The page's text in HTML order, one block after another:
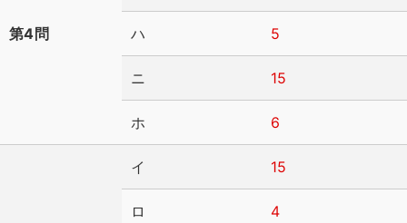
第4問 ハ 5
ニ 15
ホ 6
イ 15
ロ 4